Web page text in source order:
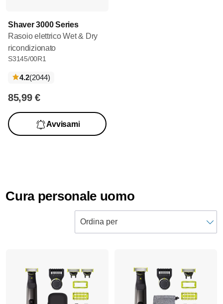
Shaver 3000 Series
Rasoio elettrico Wet & Dry
ricondizionato
S3145/00R1
4.2(2044recensioni
)
85,99 €
Avvisami
Cura personale uomo